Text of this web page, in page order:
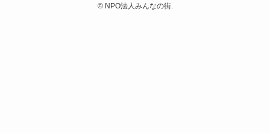
©NPO法人みんなの街.